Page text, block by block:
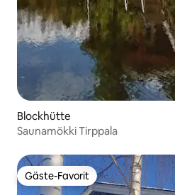
Blockhütte
Saunamökki Tirppala
Gäste-Favorit
Gäste-Favorit